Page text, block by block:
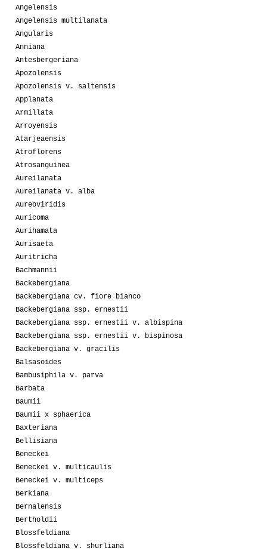
Angelensis
Angelensis multilanata
Angularis
Anniana
Antesbergeriana
Apozolensis
Apozolensis v. saltensis
Applanata
Armillata
Arroyensis
Atarjeaensis
Atroflorens
Atrosanguinea
Aureilanata
Aureilanata v. alba
Aureoviridis
Auricoma
Aurihamata
Aurisaeta
Auritricha
Bachmannii
Backebergiana
Backebergiana cv. fiore bianco
Backebergiana ssp. ernestii
Backebergiana ssp. ernestii v. albispina
Backebergiana ssp. ernestii v. bispinosa
Backebergiana v. gracilis
Balsasoides
Bambusiphila v. parva
Barbata
Baumii
Baumii x sphaerica
Baxteriana
Bellisiana
Beneckei
Beneckei v. multicaulis
Beneckei v. multiceps
Berkiana
Bernalensis
Bertholdii
Blossfeldiana
Blossfeldiana v. shurliana